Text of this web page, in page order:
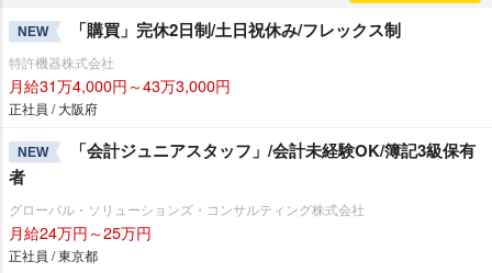
NEW 「購買」完休2日制/土日祝休み/フレックス制
特許機器株式会社
月給31万4,000円～43万3,000円
正社員 / 大阪府
NEW
「会計ジュニアスタッフ」/会計未経験OK/簿記3級保有
者
グローバル・ソリューションズ・コンサルティング株式会社
月給24万円～25万円
正社員 / 東京都